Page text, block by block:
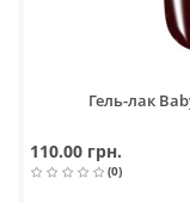
Гель-лак
110.00 грн.
(0)